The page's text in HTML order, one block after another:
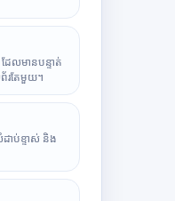
ែលមានបន្ទាត់
រតែមួយ។
ាប់ខ្ទាស់ និង